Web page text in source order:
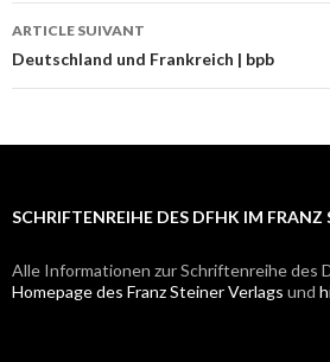
des
articles
ARTICLE SUIVANT
Deutschland und Frankreich | bpb
SCHRIFTENREIHE DES DFHK IM FRANZ
Alle Informationen zur Schriftenreihe des
Homepage des Franz Steiner Verlags und